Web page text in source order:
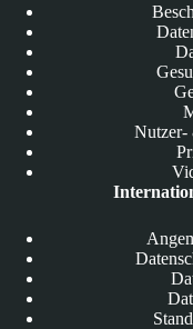
Nutzer-